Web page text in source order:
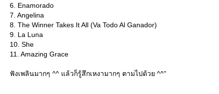
6. Enamorado
7. Angelina
8. The Winner Takes It All (Va Todo Al Ganador)
9. La Luna
10. She
11. Amazing Grace
ฟังเพลินมากๆ ^^ แล้วก็รู้สึกเหงามากๆ ตามไปด้วย ^^"